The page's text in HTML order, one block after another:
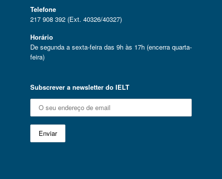
Telefone
217 908 392 (Ext. 40326/40327)
Horário
De segunda a sexta-feira das 9h às 17h (encerra quarta-
feira)
Subscrever a newsletter do IELT